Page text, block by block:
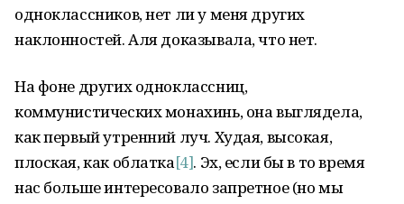
одноклассников, нет ли у меня других
наклонностей. Аля доказывала, что нет.
На фоне других одноклассниц,
коммунистических монахинь, она выглядела,
как первый утренний луч. Худая, высокая,
плоская, как облатка[4]. Эх, если бы в то время
нас больше интересовало запретное (но мы